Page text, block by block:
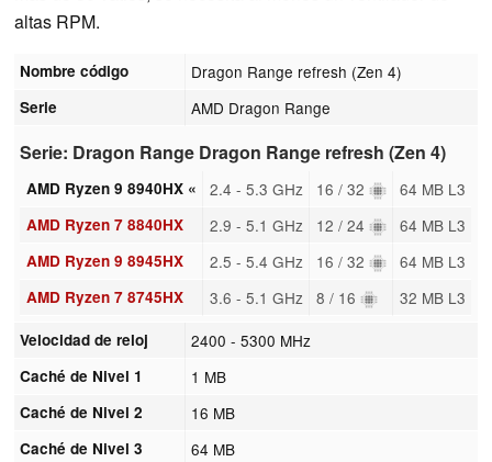
altas RPM.
Nombre código Dragon Range refresh (Zen 4)
Serie AMD Dragon Range
Serie: Dragon Range Dragon Range refresh (Zen 4)
AMD Ryzen 9 8940HX « 2.4 - 5.3 GHz 16 / 32 64 MB L3
AMD Ryzen 7 8840HX 2.9 - 5.1 GHz 12 / 24 64 MB L3
AMD Ryzen 9 8945HX 2.5 - 5.4 GHz 16 / 32 64 MB L3
AMD Ryzen 7 8745HX 3.6 - 5.1 GHz 8 / 16 32 MB L3
Velocidad de reloj 2400 - 5300 MHz
Caché de Nivel 1 1 MB
Caché de Nivel 2 16 MB
Caché de Nivel 3 64 MB